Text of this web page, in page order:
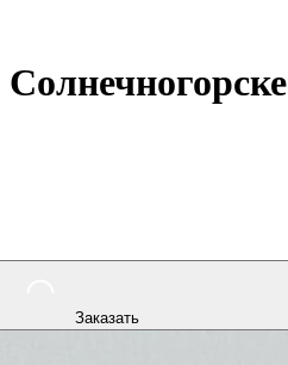
Солнечногорске
Заказать